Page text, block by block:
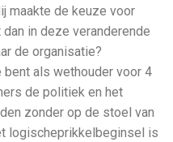
maakte de keuze voor
in deze veranderende
de organisatie?
bent als wethouder voor 4
de politiek en het
zonder op de stoel van
logischeprikkelbeginsel is